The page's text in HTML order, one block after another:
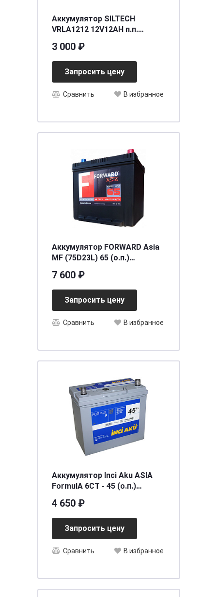
Аккумулятор SILTECH
VRLA1212 12V12AH п.п.
[д150ш86в130/200]
3 000 ₽
Запросить цену
Сравнить В избранное
Аккумулятор FORWARD Asia
MF (75D23L) 65 (о.п.)
7 600 ₽
Запросить цену
Сравнить В избранное
Аккумулятор Inci Aku ASIA
FormulА 6СТ - 45 (о.п.)
4 650 ₽
Запросить цену
Сравнить В избранное